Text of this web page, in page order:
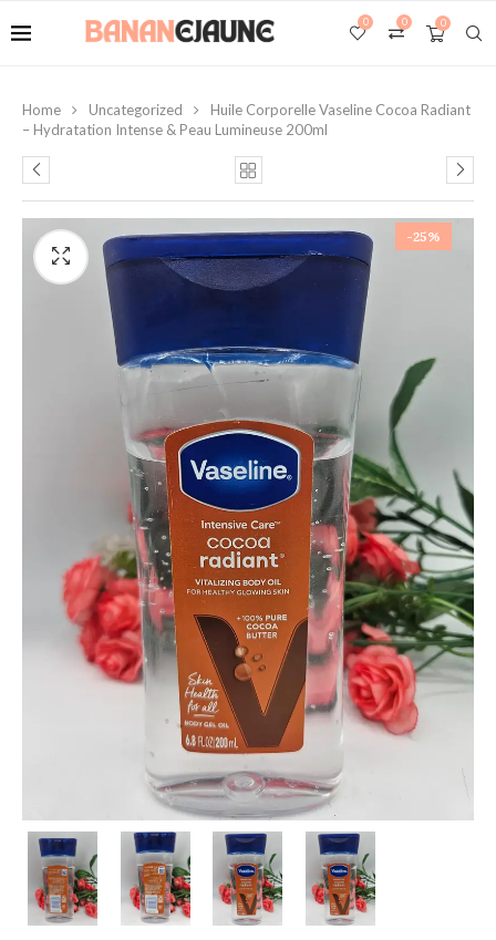
0
0
0
Home Uncategorized
Huile Corporelle Vaseline Cocoa Radiant
– Hydratation Intense & Peau Lumineuse 200ml
-25%